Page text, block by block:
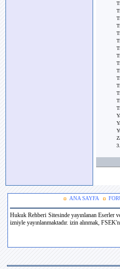
ANA SAYFA
Hukuk Rehberi Sitesinde yayınlanan Eserler
izniyle yayınlanmaktadır. izin alınmak,